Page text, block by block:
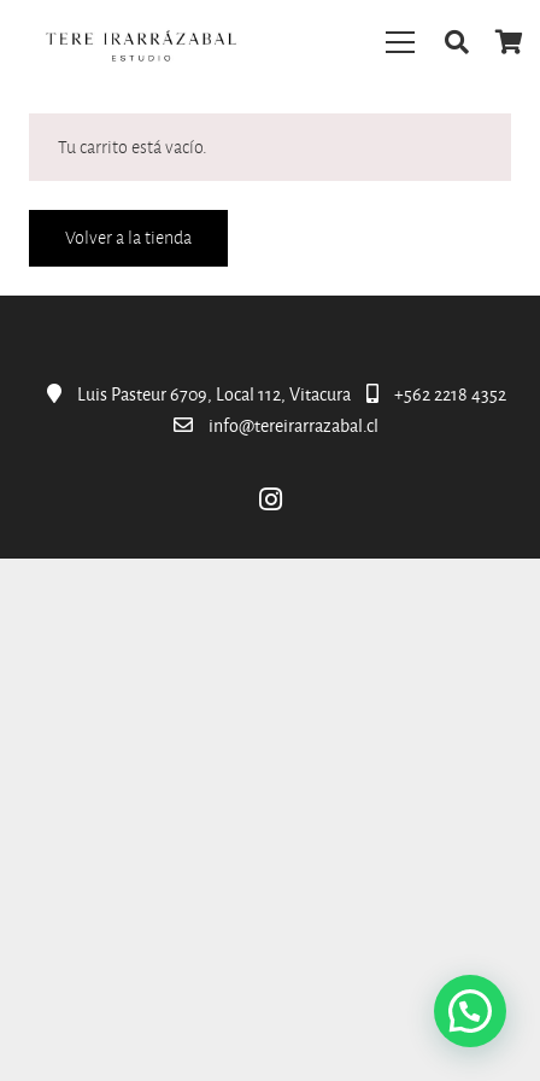
Tu carrito está vacío.
Volver a la tienda
Luis Pasteur 6709, Local 112, Vitacura
+562 2218 4352
info@tereirarrazabal.cl